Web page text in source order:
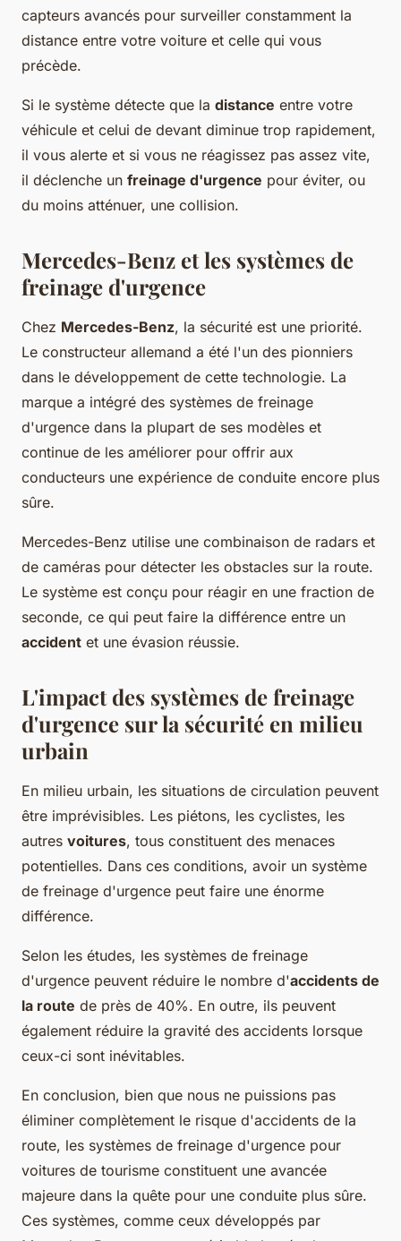
capteurs avancés pour surveiller constamment la
distance entre votre voiture et celle qui vous
précède.
Si le système détecte que la distance entre votre
véhicule et celui de devant diminue trop rapidement,
il vous alerte et si vous ne réagissez pas assez vite,
il déclenche un freinage d'urgence pour éviter, ou
du moins atténuer, une collision.
Mercedes-Benz et les systèmes de
freinage d'urgence
Chez Mercedes-Benz, la sécurité est une priorité.
Le constructeur allemand a été l'un des pionniers
dans le développement de cette technologie. La
marque a intégré des systèmes de freinage
d'urgence dans la plupart de ses modèles et
continue de les améliorer pour offrir aux
conducteurs une expérience de conduite encore plus
sûre.
Mercedes-Benz utilise une combinaison de radars et
de caméras pour détecter les obstacles sur la route.
Le système est conçu pour réagir en une fraction de
seconde, ce qui peut faire la différence entre un
accident et une évasion réussie.
L'impact des systèmes de freinage
d'urgence sur la sécurité en milieu
urbain
En milieu urbain, les situations de circulation peuvent
être imprévisibles. Les piétons, les cyclistes, les
autres voitures, tous constituent des menaces
potentielles. Dans ces conditions, avoir un système
de freinage d'urgence peut faire une énorme
différence.
Selon les études, les systèmes de freinage
d'urgence peuvent réduire le nombre d'accidents de
la route de près de 40%. En outre, ils peuvent
également réduire la gravité des accidents lorsque
ceux-ci sont inévitables.
En conclusion, bien que nous ne puissions pas
éliminer complètement le risque d'accidents de la
route, les systèmes de freinage d'urgence pour
voitures de tourisme constituent une avancée
majeure dans la quête pour une conduite plus sûre.
Ces systèmes, comme ceux développés par